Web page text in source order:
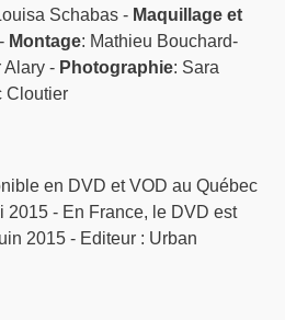
Schabas - Maquillage et
Montage: Mathieu Bouchard-
Alary - Photographie: Sara
Cloutier
en DVD et VOD au Québec
2015 - En France, le DVD est
2015 - Editeur : Urban